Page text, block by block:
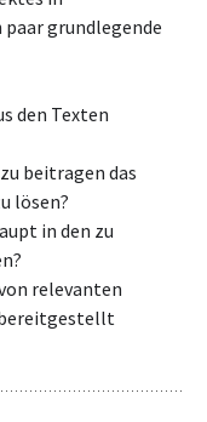
grundlegende
den Texten
beitragen das
lösen?
in den zu
relevanten